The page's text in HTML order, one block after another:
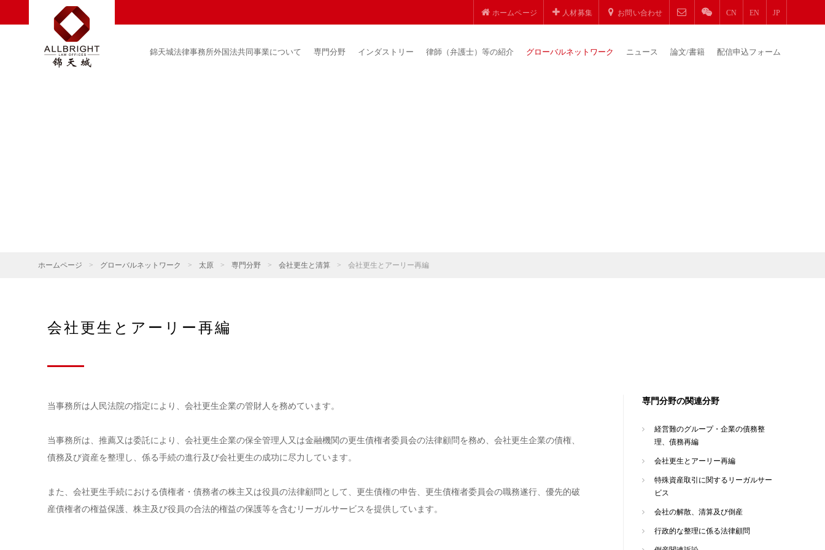
ホームページ 人材募集 お問い合わせ CN EN JP
錦天城法律事務所外国法共同事業について 専門分野 インダストリー 律師（弁護士）等の紹介 グローバルネットワーク ニュース 論文/書籍 配信申込フォーム
ホームページ > グローバルネットワーク > 太原 > 専門分野 > 会社更生と清算 > 会社更生とアーリー再編
会社更生とアーリー再編
当事務所は人民法院の指定により、会社更生企業の管財人を務めています。
当事務所は、推薦又は委託により、会社更生企業の保全管理人又は金融機関の更生債権者委員会の法律顧問を務め、会社更生企業の債権、
債務及び資産を整理し、係る手続の進行及び会社更生の成功に尽力しています。
また、会社更生手続における債権者・債務者の株主又は役員の法律顧問として、更生債権の申告、更生債権者委員会の職務遂行、優先的破
産債権者の権益保護、株主及び役員の合法的権益の保護等を含むリーガルサービスを提供しています。
専門分野の関連分野
経営難のグループ・企業の債務整
理、債務再編
会社更生とアーリー再編
特殊資産取引に関するリーガルサー
ビス
会社の解散、清算及び倒産
行政的な整理に係る法律顧問